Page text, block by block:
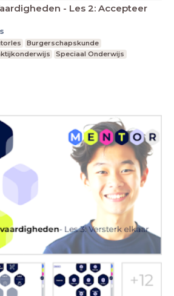
- Les 2: Accepteer
Burgerschapskunde
Speciaal Onderwijs